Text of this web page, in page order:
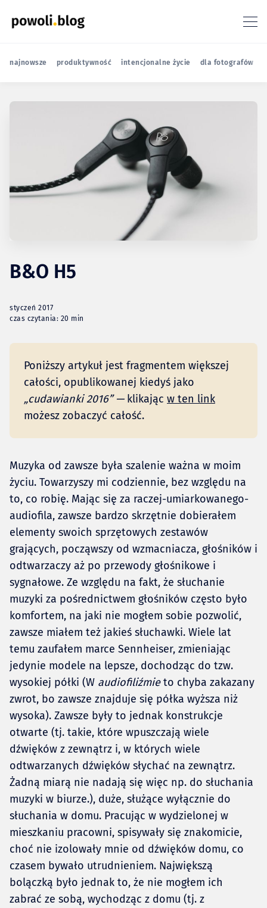
najnowsze produktywność intencjonalne życie dla fotografów
B&O H5
styczeń 2017
czas czytania: 20 min
Poniższy artykuł jest fragmentem większej
całości, opublikowanej kiedyś jako
„cudawianki 2016” — klikając w ten link
możesz zobaczyć całość.
Muzyka od zawsze była szalenie ważna w moim
życiu. Towarzyszy mi codziennie, bez względu na
to, co robię. Mając się za raczej-umiarkowanego-
audiofila, zawsze bardzo skrzętnie dobierałem
elementy swoich sprzętowych zestawów
grających, począwszy od wzmacniacza, głośników i
odtwarzaczy aż po przewody głośnikowe i
sygnałowe. Ze względu na fakt, że słuchanie
muzyki za pośrednictwem głośników często było
komfortem, na jaki nie mogłem sobie pozwolić,
zawsze miałem też jakieś słuchawki. Wiele lat
temu zaufałem marce Sennheiser, zmieniając
jedynie modele na lepsze, dochodząc do tzw.
wysokiej półki (W audiofiliźmieto chyba zakazany
zwrot, bo zawsze znajduje się półka wyższa niż
wysoka). Zawsze były to jednak konstrukcje
otwarte (tj. takie, które wpuszczają wiele
dźwięków z zewnątrz i, w których wiele
odtwarzanych dźwięków słychać na zewnątrz.
Żadną miarą nie nadają się więc np. do słuchania
muzyki w biurze.), duże, służące wyłącznie do
słuchania w domu. Pracując w wydzielonej w
mieszkaniu pracowni, spisywały się znakomicie,
choć nie izolowały mnie od dźwięków domu, co
czasem bywało utrudnieniem. Największą
bolączką było jednak to, że nie mogłem ich
zabrać ze sobą, wychodząc z domu (tj. z